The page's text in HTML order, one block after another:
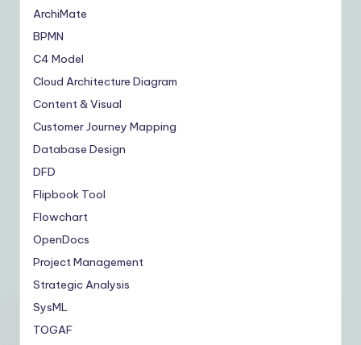
ArchiMate
BPMN
C4 Model
Cloud Architecture Diagram
Content & Visual
Customer Journey Mapping
Database Design
DFD
Flipbook Tool
Flowchart
OpenDocs
Project Management
Strategic Analysis
SysML
TOGAF